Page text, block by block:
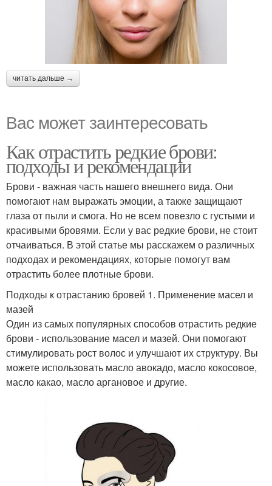
читать дальше →
Вас может заинтересовать
Как отрастить редкие брови:
подходы и рекомендации
Брови - важная часть нашего внешнего вида. Они
помогают нам выражать эмоции, а также защищают
глаза от пыли и смога. Но не всем повезло с густыми и
красивыми бровями. Если у вас редкие брови, не стоит
отчаиваться. В этой статье мы расскажем о различных
подходах и рекомендациях, которые помогут вам
отрастить более плотные брови.
Подходы к отрастанию бровей 1. Применение масел и
мазей
Один из самых популярных способов отрастить редкие
брови - использование масел и мазей. Они помогают
стимулировать рост волос и улучшают их структуру. Вы
можете использовать масло авокадо, масло кокосовое,
масло какао, масло аргановое и другие.